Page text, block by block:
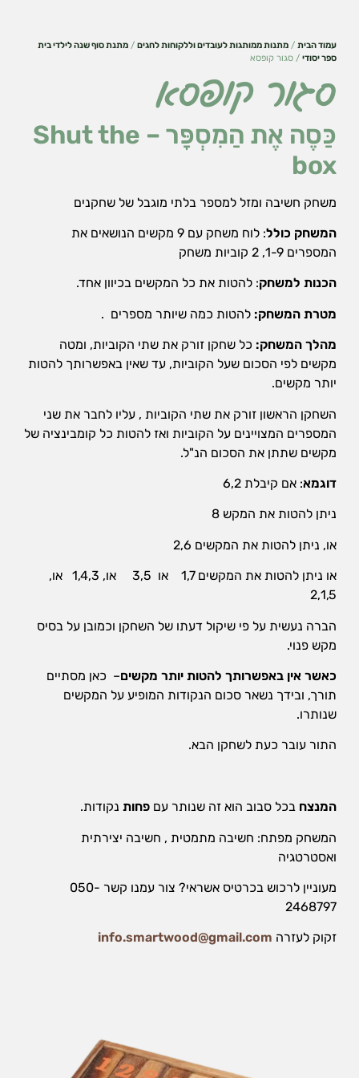
עמוד הבית/ מתנות ממותגות לעובדים וללקוחות לחגים/ מתנת סוף שנה לילדי בית
ספר יסודי/ סגור קופסא
סגור קופסא
כַּסֶה אֶת הַמִסְפָּר – Shut the
box
משחק חשיבה ומזל למספר בלתי מוגבל של שחקנים
המשחק כולל
: לוח משחק עם 9 מקשים הנושאים את
המספרים 1-9, 2 קוביות משחק
הכנות למשחק: להטות את כל המקשים בכיוון אחד.
מטרת המשחק: להטות כמה שיותר מספרים .
מהלך המשחק: כל שחקן זורק את שתי הקוביות, ומטה
מקשים לפי הסכום שעל הקוביות, עד שאין באפשרותך להטות
יותר מקשים.
השחקן הראשון זורק את שתי הקוביות , עליו לחבר את שני
המספרים המצויינים על הקוביות ואז להטות כל קומבינציה של
מקשים שתתן את הסכום הנ"ל.
דוגמא: אם קיבלת 6,2
ניתן להטות את המקש 8
או, ניתן להטות את המקשים 2,6
או ניתן להטות את המקשים 1,7 או 3,5 או, 1,4,3 או,
2,1,5
הברה נעשית על פי שיקול דעתו של השחקן וכמובן על בסיס
מקש פנוי.
כאשר אין באפשרותך להטות יותר מקשים– כאן מסתיים
תורך, ובידך נשאר סכום הנקודות המופיע על המקשים
שנותרו.
התור עובר כעת לשחקן הבא.
המנצח בכל סבוב הוא זה שנותר עם פחותנקודות.
המשחק מפתח: חשיבה מתמטית , חשיבה יצירתית
ואסטרטגיה
מעוניין לרכוש בכרטיס אשראי? צור עמנו קשר 050-
2468797
זקוק לעזרה info.smartwood@gmail.com
הכרחי
העוגיות
האלה
אי
אפשר
הן
חיוניות
שהאתר
יעבוד
כמו
סטטיסטיקה
ואנליזות
כדי שנוכל
להמשיך
ולשפר את
האתר שלנו,
משתמשים
באיסוף
סטטיסטים
ואנליזות
אופן השימוש
גלישה
שהאתר
שלנו יעבוד
הטובה
ביותר בזמן
הביקור
תבחרו לא